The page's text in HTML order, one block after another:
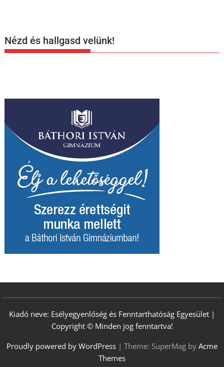
Nézd és hallgasd velünk!
Kiadó neve: Esélyegyenlőség és Fenntarthatóság Egyesület |
Copyright © Minden jog fenntartva!
Proudly powered by WordPress | Theme: SuperMag by Acme
Themes